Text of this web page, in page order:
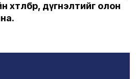
хөтөлбөр, дүгнэлтийг олон